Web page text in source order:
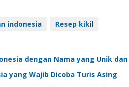
indonesia Resep kikil
dengan Nama yang Unik
yang Wajib Dicoba Turis Asing